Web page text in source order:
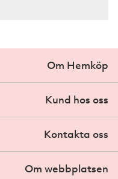
Om Hemköp
Kund hos oss
Kontakta oss
Om webbplatsen